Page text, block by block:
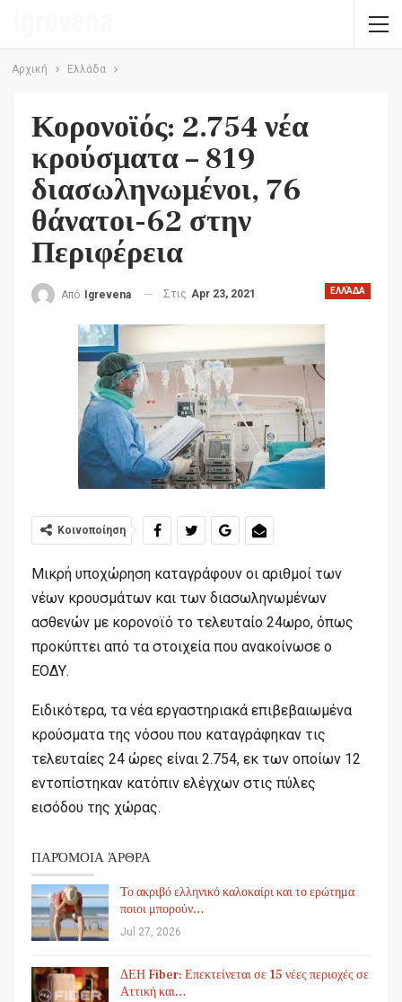
Αρχική Ελλάδα
Κορονοϊός: 2.754 νέα
κρούσματα – 819
διασωληνωμένοι, 76
θάνατοι-62 στην
Περιφέρεια
ΕΛΛΆΔΑ
Από Igrevena Στις Apr 23, 2021
Κοινοποίηση
Μικρή υποχώρηση καταγράφουν οι αριθμοί των
νέων κρουσμάτων και των διασωληνωμένων
ασθενών με κορονοϊό το τελευταίο 24ωρο, όπως
προκύπτει από τα στοιχεία που ανακοίνωσε ο
ΕΟΔΥ.
Ειδικότερα, τα νέα εργαστηριακά επιβεβαιωμένα
κρούσματα της νόσου που καταγράφηκαν τις
τελευταίες 24 ώρες είναι 2.754, εκ των οποίων 12
εντοπίστηκαν κατόπιν ελέγχων στις πύλες
εισόδου της χώρας.
ΠΑΡΌΜΟΙΑ ΆΡΘΡΑ
Το ακριβό ελληνικό καλοκαίρι και το ερώτημα
ποιοι μπορούν…
Jul 27, 2026
ΔΕΗ Fiber: Επεκτείνεται σε 15 νέες περιοχές σε
Αττική και…